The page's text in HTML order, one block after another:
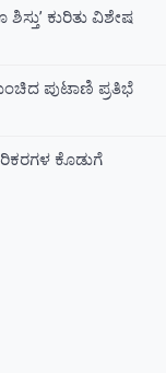
ಕುರಿತು ವಿಶೇಷ
ಪುಟಾಣಿ ಪ್ರತಿಭೆ
ಕೊಡುಗೆ